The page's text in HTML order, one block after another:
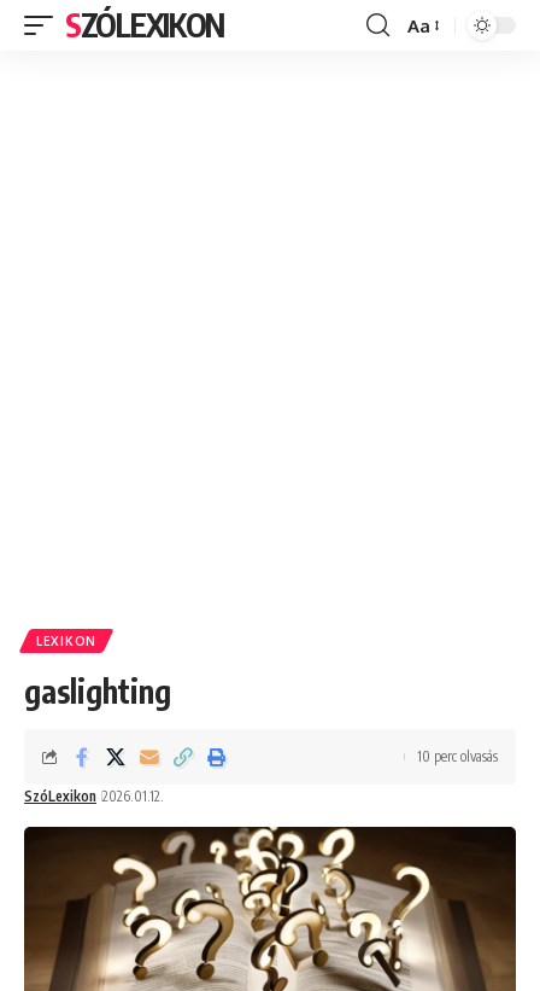
SZÓLEXIKON
Font
Aa
LEXIKON
gaslighting
SzóLexikon 2026.01.12.
10 perc olvasás